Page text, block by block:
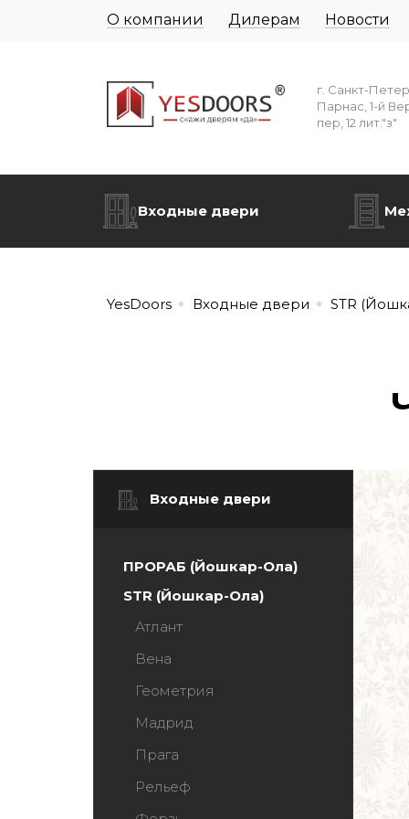
О компании Дилерам Новости
г. Санкт-
Парнас, 1-й
пер, 12 лит."з"
Входные двери
YesDoors Входные двери STR
Входные двери
ПРОРАБ (Йошкар-Ола)
STR (Йошкар-Ола)
Атлант
Вена
Геометрия
Мадрид
Прага
Рельеф